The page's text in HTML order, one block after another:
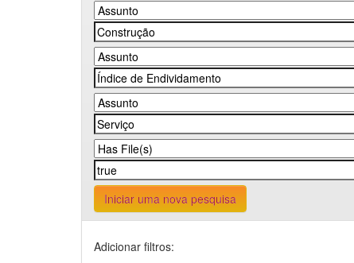
Iniciar uma nova pesquisa
Adicionar filtros: